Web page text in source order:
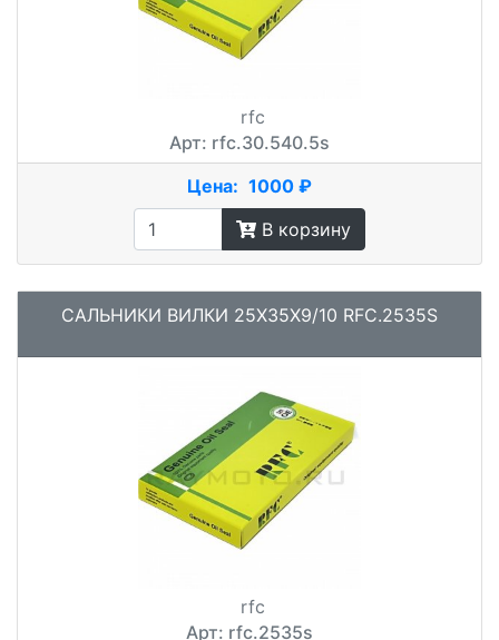
rfc
Арт: rfc.30.540.5s
Цена: 1000 ₽
В корзину
САЛЬНИКИ ВИЛКИ 25X35X9/10 RFC.2535S
rfc
Арт: rfc.2535s